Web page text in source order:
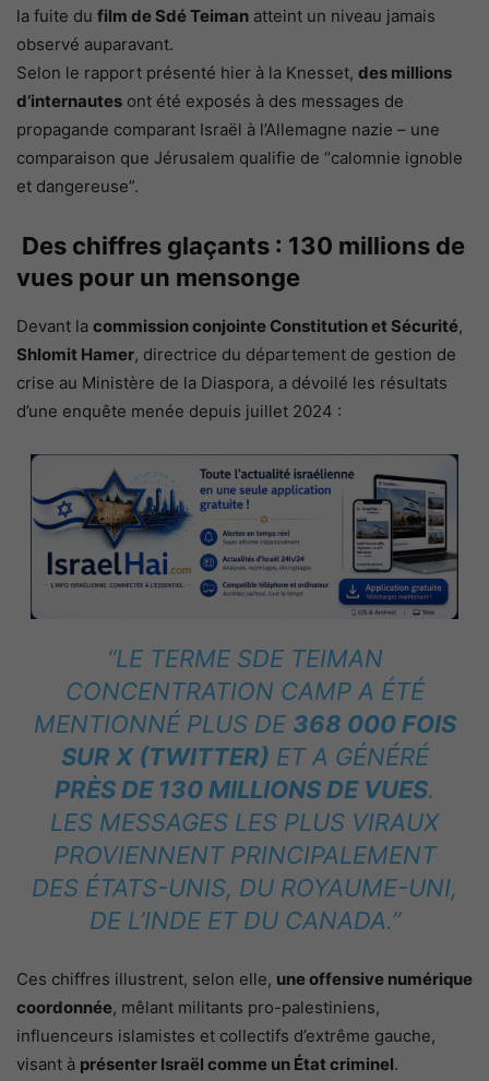
la fuite du film de Sdé Teiman atteint un niveau jamais
observé auparavant.
Selon le rapport présenté hier à la Knesset, des millions
d’internautes ont été exposés à des messages de
propagande comparant Israël à l’Allemagne nazie – une
comparaison que Jérusalem qualifie de “calomnie ignoble
et dangereuse”.
Des chiffres glaçants : 130 millions de
vues pour un mensonge
Devant la commission conjointe Constitution et Sécurité,
Shlomit Hamer, directrice du département de gestion de
crise au Ministère de la Diaspora, a dévoilé les résultats
d’une enquête menée depuis juillet 2024 :
“LE TERME SDE TEIMAN
CONCENTRATION CAMPA ÉTÉ
MENTIONNÉ PLUS DE 368 000 FOIS
SUR X (TWITTER) ET A GÉNÉRÉ
PRÈS DE 130 MILLIONS DE VUES.
LES MESSAGES LES PLUS VIRAUX
PROVIENNENT PRINCIPALEMENT
DES ÉTATS-UNIS, DU ROYAUME-UNI,
DE L’INDE ET DU CANADA.”
Ces chiffres illustrent, selon elle, une offensive numérique
coordonnée, mêlant militants pro-palestiniens,
influenceurs islamistes et collectifs d’extrême gauche,
visant à présenter Israël comme un État criminel.